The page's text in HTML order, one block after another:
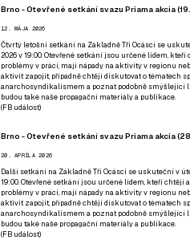
Brno - Otevřené setkání svazu Priama akcia
12. MÁJA 2026
Čtvrtý letošní setkání na Základně Tři Ocásci se
2026 v 19:00. Otevřené setkání jsou určené lidem,
problémy v práci, mají nápady na aktivity v regionu
aktivit zapojit, případně chtějí diskutovat o tématech
anarchosyndikalismem a poznat podobně smýšlející
budou také naše propagační materiály a publikace.
(FB událost)
Brno - Otevřené setkání svazu Priama akcia
20. APRÍLA 2026
Další setkání na Základně Tři Ocásci se uskuteční v
19:00. Otevřené setkání jsou určené lidem, kteří chtějí
problémy v práci, mají nápady na aktivity v regionu
aktivit zapojit, případně chtějí diskutovat o tématech
anarchosyndikalismem a poznat podobně smýšlející
budou také naše propagační materiály a publikace.
(FB událost)